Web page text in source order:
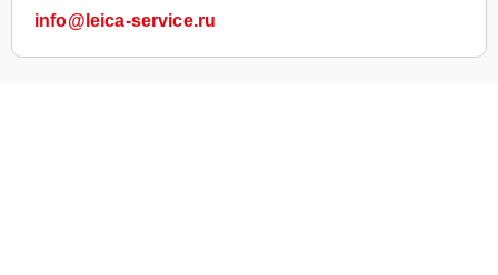
info@leica-service.ru